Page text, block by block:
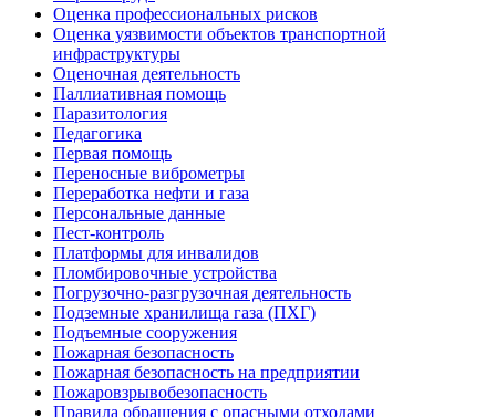
Оценка профессиональных рисков
Оценка уязвимости объектов транспортной
инфраструктуры
Оценочная деятельность
Паллиативная помощь
Паразитология
Педагогика
Первая помощь
Переносные виброметры
Переработка нефти и газа
Персональные данные
Пест-контроль
Платформы для инвалидов
Пломбировочные устройства
Погрузочно-разгрузочная деятельность
Подземные хранилища газа (ПХГ)
Подъемные сооружения
Пожарная безопасность
Пожарная безопасность на предприятии
Пожаровзрывобезопасность
Правила обращения с опасными отходами